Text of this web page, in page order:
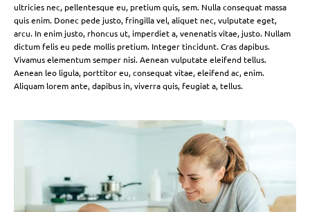
ultricies nec, pellentesque eu, pretium quis, sem. Nulla consequat massa
quis enim. Donec pede justo, fringilla vel, aliquet nec, vulputate eget,
arcu. In enim justo, rhoncus ut, imperdiet a, venenatis vitae, justo. Nullam
dictum felis eu pede mollis pretium. Integer tincidunt. Cras dapibus.
Vivamus elementum semper nisi. Aenean vulputate eleifend tellus.
Aenean leo ligula, porttitor eu, consequat vitae, eleifend ac, enim.
Aliquam lorem ante, dapibus in, viverra quis, feugiat a, tellus.